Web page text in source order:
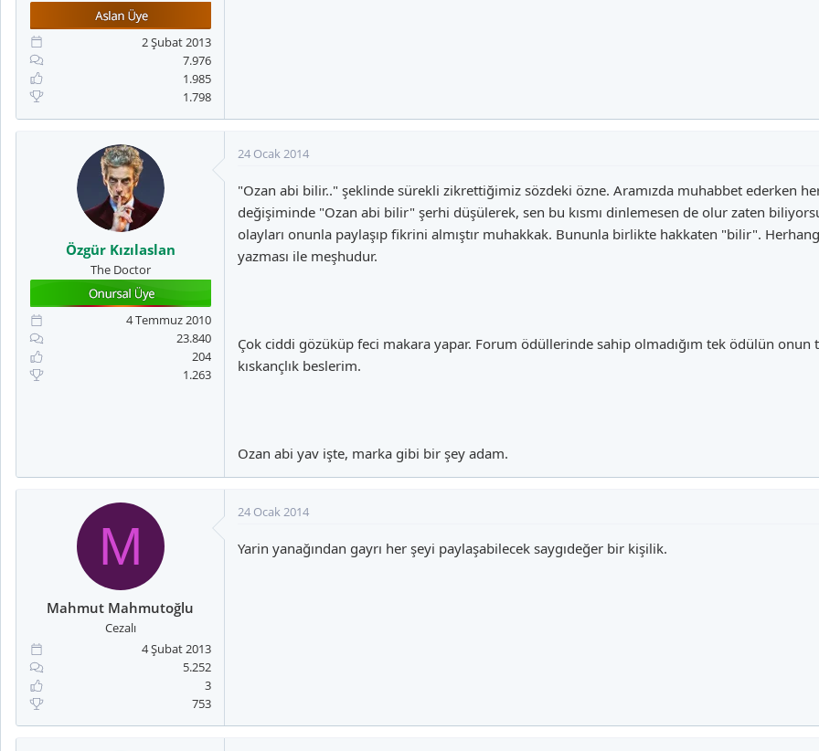
2 Şubat 2013
7.976
1.985
1.798
Özgür Kızılaslan
The Doctor
4 Temmuz 2010
23.840
204
1.263
24 Ocak 2014
"Ozan abi bilir.." şeklinde sürekli zikrettiğimiz sözdeki özne. Aramızda muhabbet ederken
değişiminde "Ozan abi bilir" şerhi düşülerek, sen bu kısmı dinlemesen de olur zaten
olayları onunla paylaşıp fikrini almıştır muhakkak. Bununla birlikte hakkaten "bilir".
yazması ile meşhudur.
Çok ciddi gözüküp feci makara yapar. Forum ödüllerinde sahip olmadığım tek ödülün onun
kıskançlık beslerim.
Ozan abi yav işte, marka gibi bir şey adam.
M
Mahmut Mahmutoğlu
Cezalı
4 Şubat 2013
5.252
3
753
24 Ocak 2014
Yarin yanağından gayrı her şeyi paylaşabilecek saygıdeğer bir kişilik.